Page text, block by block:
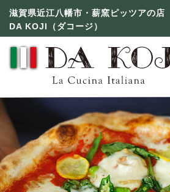
滋賀県近江八幡市・薪窯ピッツアの店
DA KOJI（ダコージ）